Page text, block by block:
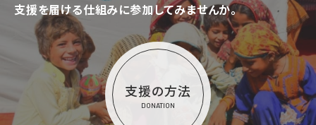
支援を届ける仕組みに参加してみませんか。
支援の方法
DONATION